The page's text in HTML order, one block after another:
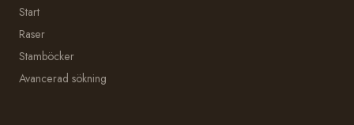
Start
Raser
Stamböcker
Avancerad sökning